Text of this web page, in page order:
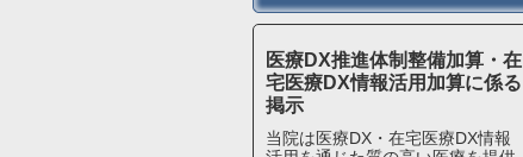
医療DX推進体制整備加算・在
宅医療DX情報活用加算に係る
掲示
当院は医療DX・在宅医療DX情報